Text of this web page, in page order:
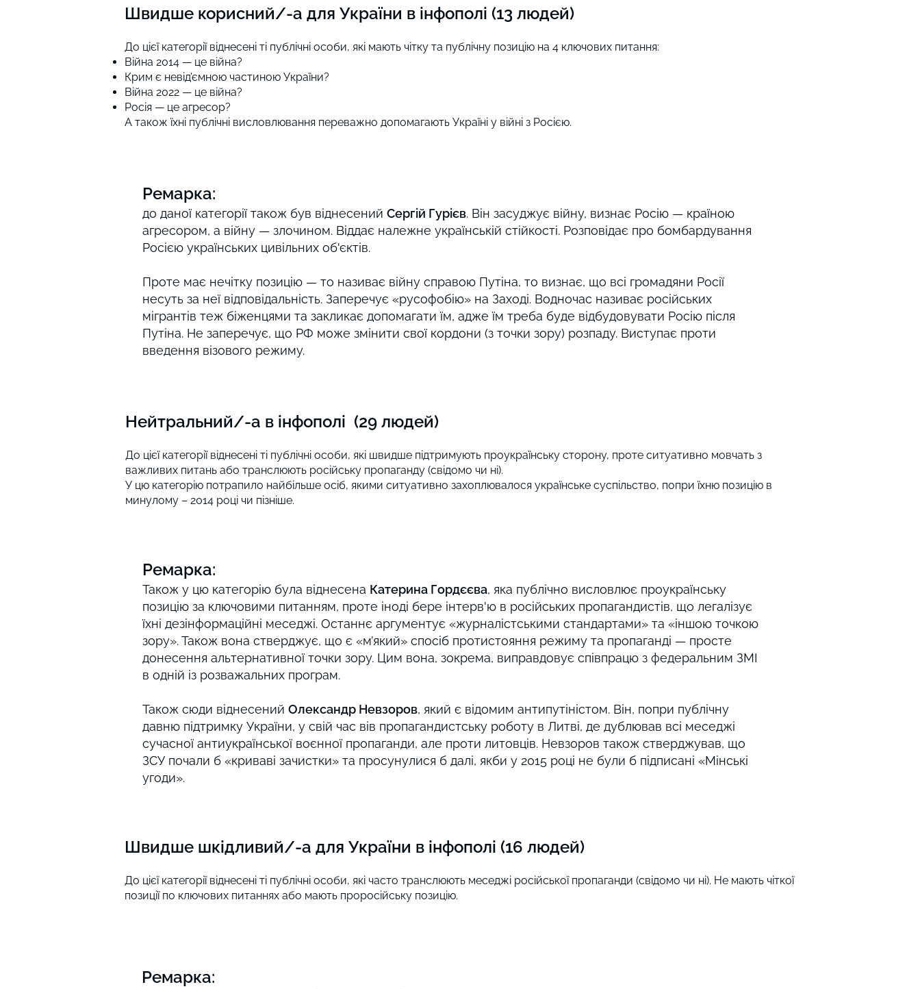
Швидше корисний/-а для України в інфополі (13 людей)
До цієї категорії віднесені ті публічні особи, які мають чітку та публічну позицію на 4 ключових питання:
Війна 2014 — це війна?
Крим є невід'ємною частиною України?
Війна 2022 — це війна?
Росія — це агресор?
А також їхні публічні висловлювання переважно допомагають Україні у війні з Росією.
Ремарка:
до даної категорії також був віднесений Сергій Гурієв. Він засуджує війну, визнає Росію — країною
агресором, а війну — злочином. Віддає належне українській стійкості. Розповідає про бомбардування
Росією українських цивільних об'єктів.
Проте має нечітку позицію — то називає війну справою Путіна, то визнає, що всі громадяни Росії
несуть за неї відповідальність. Заперечує «русофобію» на Заході. Водночас називає російських
мігрантів теж біженцями та закликає допомагати їм, адже їм треба буде відбудовувати Росію після
Путіна. Не заперечує, що РФ може змінити свої кордони (з точки зору) розпаду. Виступає проти
введення візового режиму.
Нейтральний/-а в інфополі (29 людей)
До цієї категорії віднесені ті публічні особи, які швидше підтримують проукраїнську сторону, проте ситуативно мовчать з
важливих питань або транслюють російську пропаганду (свідомо чи ні).
У цю категорію потрапило найбільше осіб, якими ситуативно захоплювалося українське суспільство, попри їхню позицію в
минулому – 2014 році чи пізніше.
Ремарка:
Також у цю категорію була віднесена Катерина Гордєєва, яка публічно висловлює проукраїнську
позицію за ключовими питанням, проте іноді бере інтерв'ю в російських пропагандистів, що легалізує
їхні дезінформаційні меседжі. Останнє аргументує «журналістськими стандартами» та «іншою точкою
зору». Також вона стверджує, що є «м’який» спосіб протистояння режиму та пропаганді — просте
донесення альтернативної точки зору. Цим вона, зокрема, виправдовує співпрацю з федеральним ЗМІ
в одній із розважальних програм.
Також сюди віднесений Олександр Невзоров, який є відомим антипутіністом. Він, попри публічну
давню підтримку України, у свій час вів пропагандистську роботу в Литві, де дублював всі меседжі
сучасної антиукраїнської воєнної пропаганди, але проти литовців. Невзоров також стверджував, що
ЗСУ почали б «криваві зачистки» та просунулися б далі, якби у 2015 році не були б підписані «Мінські
угоди».
Швидше шкідливий/-а для України в інфополі (16 людей)
До цієї категорії віднесені ті публічні особи, які часто транслюють меседжі російської пропаганди (свідомо чи ні). Не мають чіткої
позиції по ключових питаннях або мають проросійську позицію.
Ремарка: